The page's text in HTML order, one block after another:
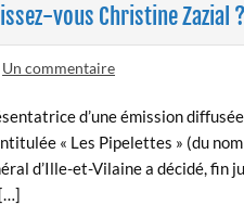
vous Christine Zazial ?
Un commentaire
d’une émission
« Les Pipelettes » (du
d’Ille-et-Vilaine a décidé, fin